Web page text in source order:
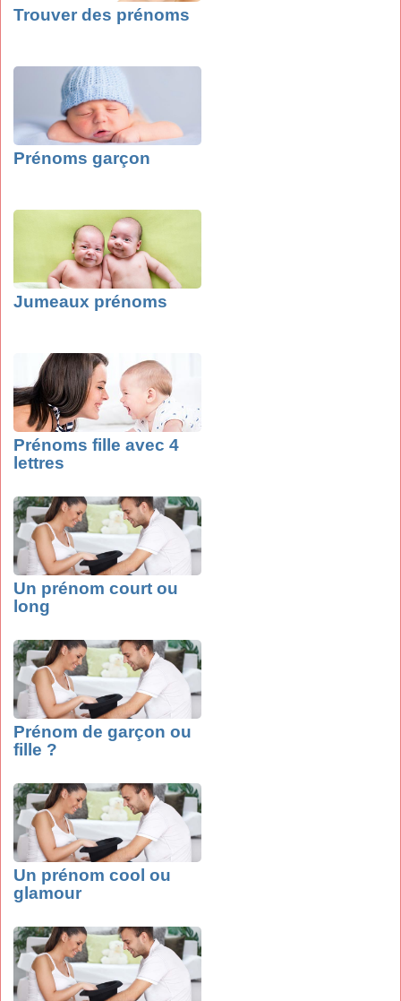
Trouver des prénoms
Prénoms garçon
Jumeaux prénoms
Prénoms fille avec 4
lettres
Un prénom court ou
long
Prénom de garçon ou
fille ?
Un prénom cool ou
glamour